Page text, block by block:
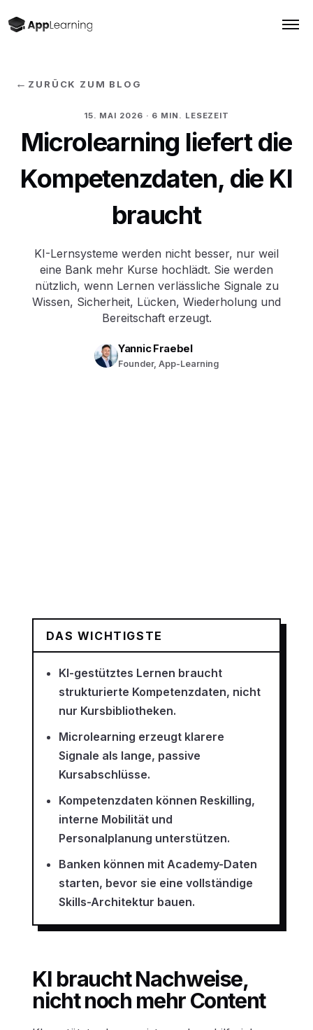
← ZURÜCK ZUM BLOG
15. MAI 2026 · 6 MIN. LESEZEIT
Microlearning liefert die
Kompetenzdaten, die KI
braucht
KI-Lernsysteme werden nicht besser, nur weil
eine Bank mehr Kurse hochlädt. Sie werden
nützlich, wenn Lernen verlässliche Signale zu
Wissen, Sicherheit, Lücken, Wiederholung und
Bereitschaft erzeugt.
Yannic Fraebel
Founder, App-Learning
DAS WICHTIGSTE
KI-gestütztes Lernen braucht
strukturierte Kompetenzdaten, nicht
nur Kursbibliotheken.
Microlearning erzeugt klarere
Signale als lange, passive
Kursabschlüsse.
Kompetenzdaten können Reskilling,
interne Mobilität und
Personalplanung unterstützen.
Banken können mit Academy-Daten
starten, bevor sie eine vollständige
Skills-Architektur bauen.
KI braucht Nachweise,
nicht noch mehr Content